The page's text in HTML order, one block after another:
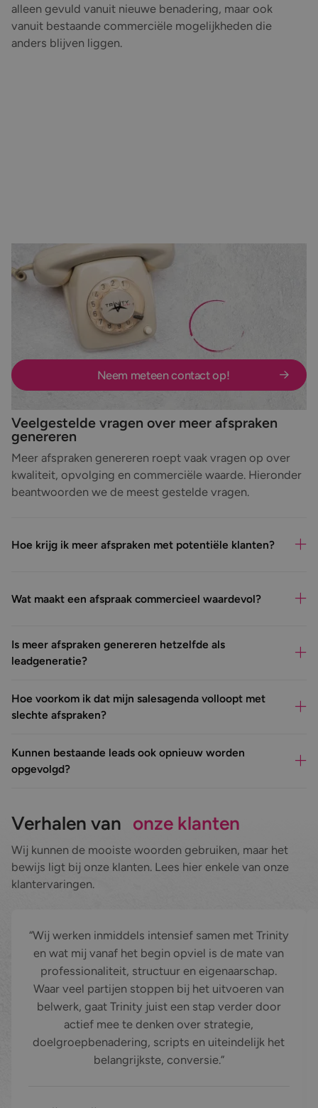
alleen gevuld vanuit nieuwe benadering, maar ook
vanuit bestaande commerciële mogelijkheden die
anders blijven liggen.
Laten we in gesprek gaan!
Wil je meer relevante afspraken met prospects die
passen bij jouw doelgroep en commerciële
doelstellingen? We bespreken graag hoe je agenda
structureel beter gevuld kan worden.
Neem meteen contact op!
Veelgestelde vragen over meer afspraken
genereren
Meer afspraken genereren roept vaak vragen op over
kwaliteit, opvolging en commerciële waarde. Hieronder
beantwoorden we de meest gestelde vragen.
Hoe krijg ik meer afspraken met potentiële klanten?
Wat maakt een afspraak commercieel waardevol?
Is meer afspraken genereren hetzelfde als
leadgeneratie?
Hoe voorkom ik dat mijn salesagenda volloopt met
slechte afspraken?
Kunnen bestaande leads ook opnieuw worden
opgevolgd?
Verhalen van onze klanten
Wij kunnen de mooiste woorden gebruiken, maar het
bewijs ligt bij onze klanten. Lees hier enkele van onze
klantervaringen.
Wij werken inmiddels intensief samen met Trinity
en wat mij vanaf het begin opviel is de mate van
professionaliteit, structuur en eigenaarschap.
Waar veel partijen stoppen bij het uitvoeren van
belwerk, gaat Trinity juist een stap verder door
actief mee te denken over strategie,
doelgroepbenadering, scripts en uiteindelijk het
belangrijkste, conversie.